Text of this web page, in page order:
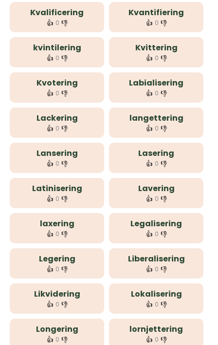
Kvalificering
👍 0 👎
Kvantifiering
👍 0 👎
kvintilering
👍 0 👎
Kvittering
👍 0 👎
Kvotering
👍 0 👎
Labialisering
👍 0 👎
Lackering
👍 0 👎
langettering
👍 0 👎
Lansering
👍 0 👎
Lasering
👍 0 👎
Latinisering
👍 0 👎
Lavering
👍 0 👎
laxering
👍 0 👎
Legalisering
👍 0 👎
Legering
👍 0 👎
Liberalisering
👍 0 👎
Likvidering
👍 0 👎
Lokalisering
👍 0 👎
Longering
👍 0 👎
lornjettering
👍 0 👎